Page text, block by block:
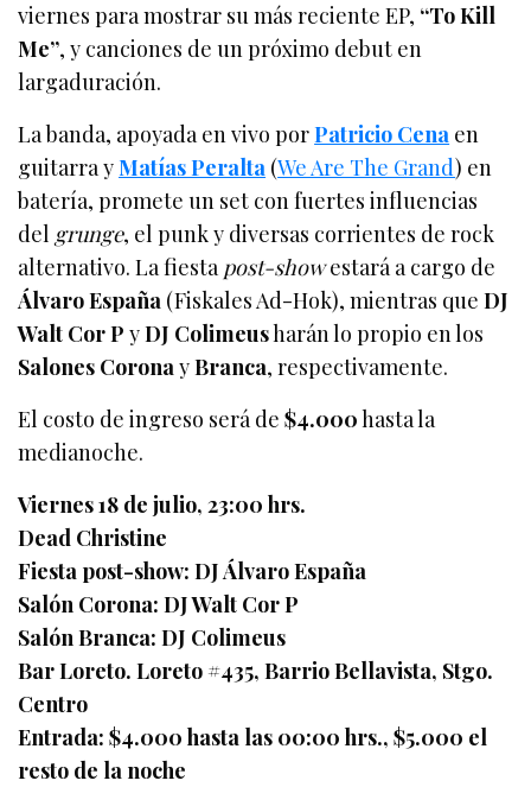
viernes para mostrar su más reciente EP, “To Kill
Me”, y canciones de un próximo debut en
largaduración.
La banda, apoyada en vivo porPatricio Cena en
guitarra yMatías Peralta (We Are The Grand) en
batería, promete un set con fuertes influencias
del grunge, el punk y diversas corrientes de rock
alternativo. La fiestapost-showestará a cargo de
Álvaro España (Fiskales Ad-Hok), mientras queDJ
Walt Cor P yDJ Colimeusharán lo propio en los
Salones CoronayBranca, respectivamente.
El costo de ingreso será de$4.000hasta la
medianoche.
Viernes 18 de julio, 23:00 hrs.
Dead Christine
Fiesta post-show: DJ Álvaro España
Salón Corona: DJ Walt Cor P
Salón Branca: DJ Colimeus
Bar Loreto. Loreto #435, Barrio Bellavista, Stgo.
Centro
Entrada: $4.000 hasta las 00:00 hrs., $5.000 el
resto de la noche